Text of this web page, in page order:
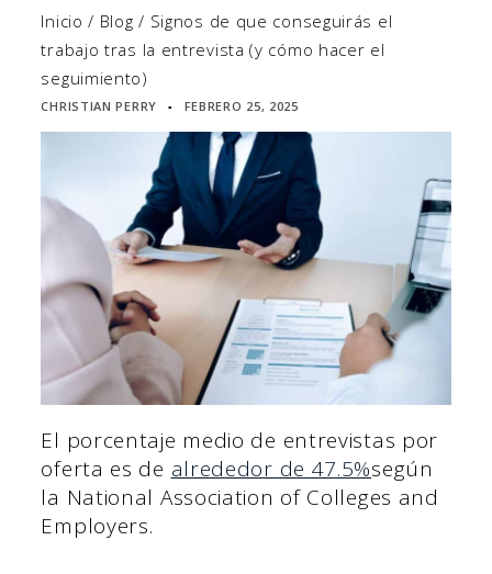
Inicio / Blog / Signos de que conseguirás el
trabajo tras la entrevista (y cómo hacer el
seguimiento)
CHRISTIAN PERRY ▪ FEBRERO 25, 2025
El porcentaje medio de entrevistas por
oferta es de alrededor de 47.5%según
la National Association of Colleges and
Employers.